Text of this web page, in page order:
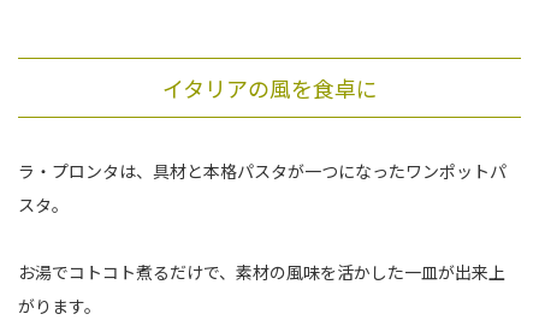
イタリアの風を食卓に
ラ・プロンタは、具材と本格パスタが一つになったワンポットパ
スタ。
お湯でコトコト煮るだけで、素材の風味を活かした一皿が出来上
がります。